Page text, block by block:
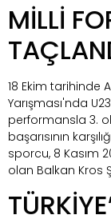
MİLLİ
18 Ekim tarihinde
Yarışması'nda
performansla 3.
başarısının
sporcu, 8 Kasım
olan Balkan Kros